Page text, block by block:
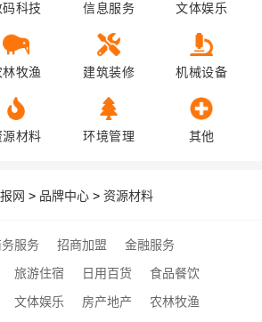
码科技 信息服务 文体娱乐
林牧渔 建筑装修 机械设备
源材料 环境管理 其他
网 > 品牌中心 > 资源材料
务服务 招商加盟
金融服务
旅游住宿 日用百货
食品餐饮
文体娱乐 房产地产
农林牧渔